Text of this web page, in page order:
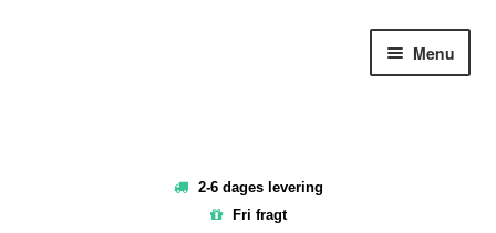
Menu
2-6 dages levering
Fri fragt